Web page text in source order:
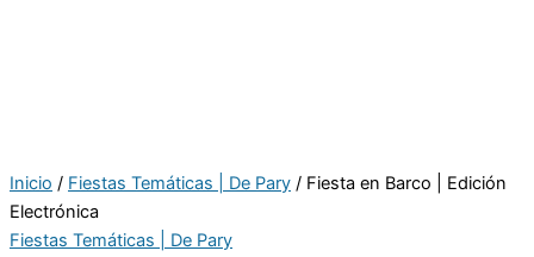
Inicio / Fiestas Temáticas | De Pary / Fiesta en Barco | Edición
Electrónica
Fiestas Temáticas | De Pary